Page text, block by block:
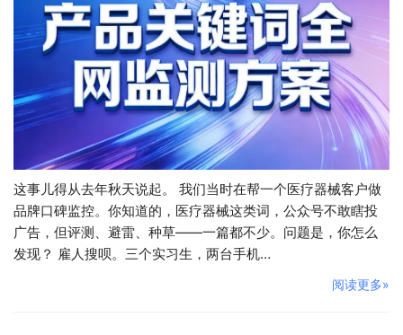
这事儿得从去年秋天说起。 我们当时在帮一个医疗器械客户做
品牌口碑监控。你知道的，医疗器械这类词，公众号不敢瞎投
广告，但评测、避雷、种草——一篇都不少。问题是，你怎么
发现？ 雇人搜呗。三个实习生，两台手机…
阅读更多»